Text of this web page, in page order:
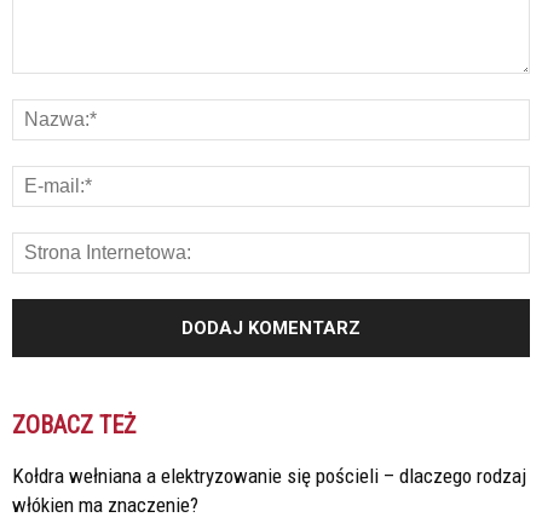
ZOBACZ TEŻ
Kołdra wełniana a elektryzowanie się pościeli – dlaczego rodzaj
włókien ma znaczenie?